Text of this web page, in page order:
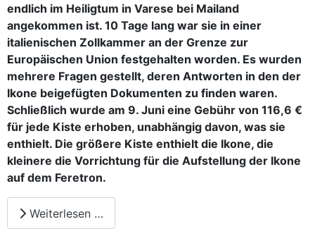
endlich im Heiligtum in Varese bei Mailand
angekommen ist. 10 Tage lang war sie in einer
italienischen Zollkammer an der Grenze zur
Europäischen Union festgehalten worden. Es wurden
mehrere Fragen gestellt, deren Antworten in den der
Ikone beigefügten Dokumenten zu finden waren.
Schließlich wurde am 9. Juni eine Gebühr von 116,6 €
für jede Kiste erhoben, unabhängig davon, was sie
enthielt. Die größere Kiste enthielt die Ikone, die
kleinere die Vorrichtung für die Aufstellung der Ikone
auf dem Feretron.
Weiterlesen …